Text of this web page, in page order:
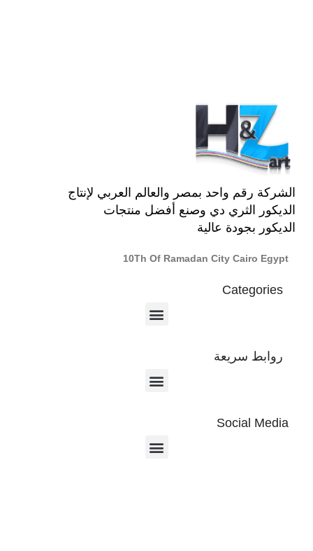
الشركة رقم واحد بمصر والعالم العربي لإنتاج
الديكور الثري دي وصنع أفضل منتجات
الديكور بجودة عالية
10Th Of Ramadan City Cairo Egypt
Categories
روابط سريعة
Social Media